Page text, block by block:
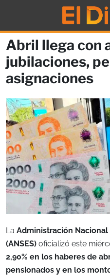
Abril llega con
jubilaciones,
asignaciones
La Administración
(ANSES) oficializó este
2,90% en los haberes de
pensionados y en los